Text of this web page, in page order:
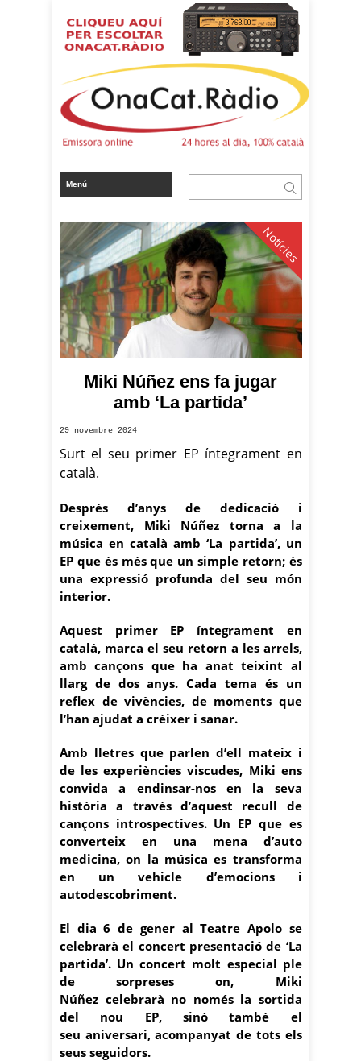
Notícies
Foto: Pere Francesch
Miki Núñez ens fa jugar
amb ‘La partida’
29 novembre 2024
Surt el seu primer EP íntegrament en
català.
Després d’anys de dedicació i
creixement, Miki Núñez torna a la
música en català amb ‘La partida’, un
EP que és més que un simple retorn; és
una expressió profunda del seu món
interior.
Aquest primer EP íntegrament en
català, marca el seu retorn a les arrels,
amb cançons que ha anat teixint al
llarg de dos anys. Cada tema és un
reflex de vivències, de moments que
l’han ajudat a créixer i sanar.
Amb lletres que parlen d’ell mateix i
de les experiències viscudes, Miki ens
convida a endinsar-nos en la seva
història a través d’aquest recull de
cançons introspectives. Un EP que es
converteix en una mena d’auto
medicina, on la música es transforma
en un vehicle d’emocions i
autodescobriment.
El dia 6 de gener al Teatre Apolo se
celebrarà el concert presentació de ‘La
partida’. Un concert molt especial ple
de sorpreses on, Miki
Núñez celebrarà no només la sortida
del nou EP, sinó també el
seu aniversari, acompanyat de tots els
seus seguidors.